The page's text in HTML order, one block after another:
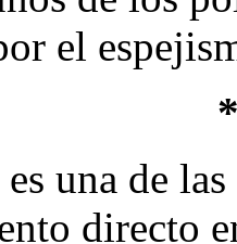
el
una de
directo